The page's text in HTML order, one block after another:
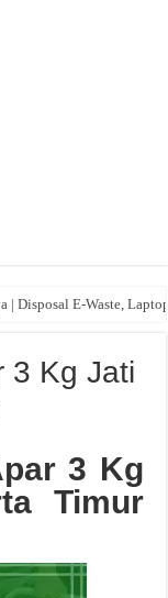
| Disposal E-Waste,
3 Kg Jati
3 Kg
Timur